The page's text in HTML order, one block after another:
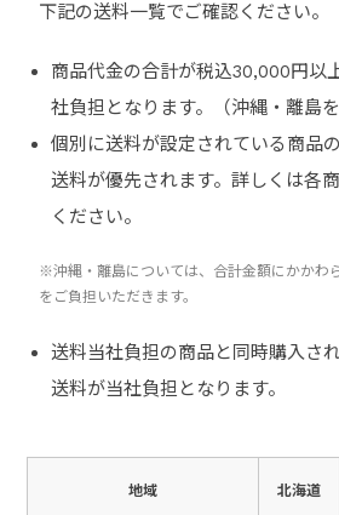
下記の送料一覧でご確認ください。
商品代金の合計が税込30,000円以
社負担となります。（沖縄・離島を
個別に送料が設定されている商品
送料が優先されます。詳しくは各
ください。
※沖縄・離島については、合計金額にかかわ
をご負担いただきます。
送料当社負担の商品と同時購入さ
送料が当社負担となります。
地域 北海道